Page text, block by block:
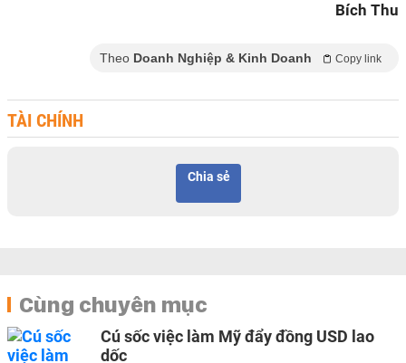
Bích Thu
Theo Doanh Nghiệp & Kinh Doanh Copy link
TÀI CHÍNH
Chia sẻ
Cùng chuyên mục
Cú sốc việc làm Mỹ đẩy đồng USD lao
dốc